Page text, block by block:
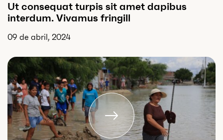
Ut consequat turpis sit amet dapibus
interdum. Vivamus fringill
09 de abril, 2024